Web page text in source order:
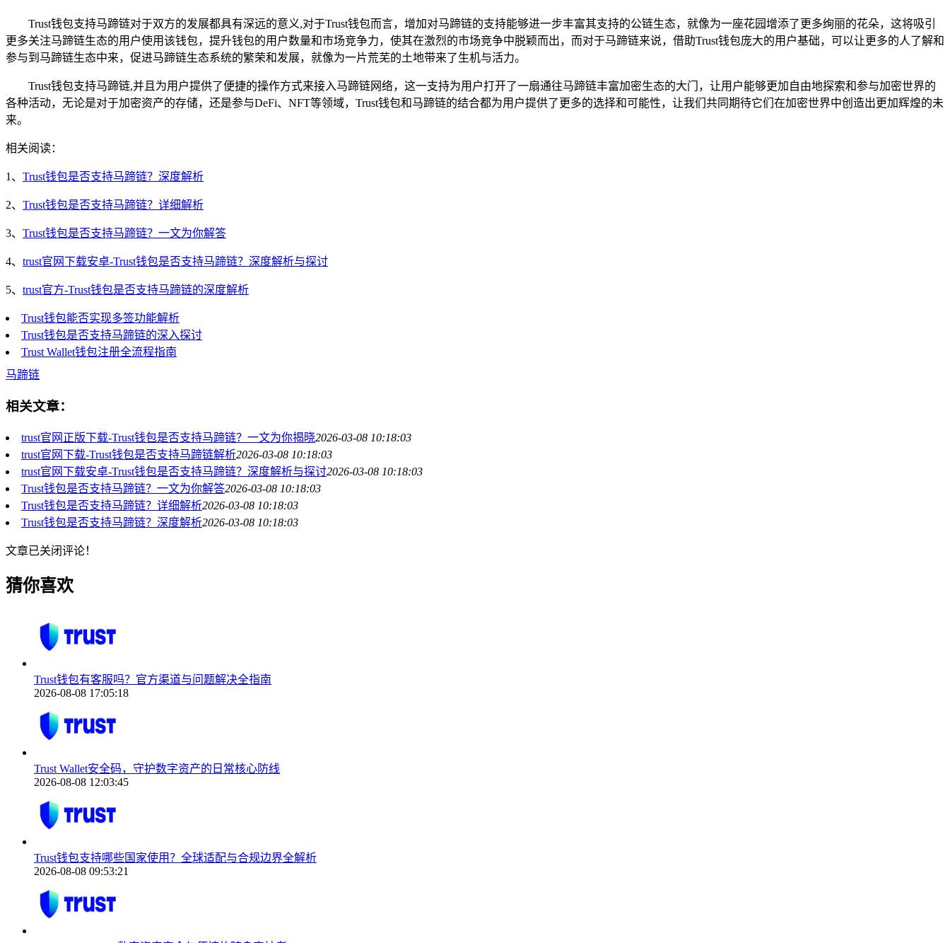
Trust钱包支持马蹄链对于双方的发展都具有深远的意义,对于Trust钱包而言，增加对马蹄链的支持能够进一步丰富其支持的公链生态，就像为一座花园增添了更多绚丽的花朵，这将吸引
更多关注马蹄链生态的用户使用该钱包，提升钱包的用户数量和市场竞争力，使其在激烈的市场竞争中脱颖而出，而对于马蹄链来说，借助Trust钱包庞大的用户基础，可以让更多的人了解和
参与到马蹄链生态中来，促进马蹄链生态系统的繁荣和发展，就像为一片荒芜的土地带来了生机与活力。
Trust钱包支持马蹄链,并且为用户提供了便捷的操作方式来接入马蹄链网络，这一支持为用户打开了一扇通往马蹄链丰富加密生态的大门，让用户能够更加自由地探索和参与加密世界的
各种活动，无论是对于加密资产的存储，还是参与DeFi、NFT等领域，Trust钱包和马蹄链的结合都为用户提供了更多的选择和可能性，让我们共同期待它们在加密世界中创造出更加辉煌的未
来。
相关阅读：
1、 Trust钱包是否支持马蹄链？深度解析
2、 Trust钱包是否支持马蹄链？详细解析
3、 Trust钱包是否支持马蹄链？一文为你解答
4、 trust官网下载安卓-Trust钱包是否支持马蹄链？深度解析与探讨
5、 trust官方-Trust钱包是否支持马蹄链的深度解析
Trust钱包能否实现多签功能解析
Trust钱包是否支持马蹄链的深入探讨
Trust Wallet钱包注册全流程指南
马蹄链
相关文章：
trust官网正版下载-Trust钱包是否支持马蹄链？一文为你揭晓2026-03-08 10:18:03
trust官网下载-Trust钱包是否支持马蹄链解析2026-03-08 10:18:03
trust官网下载安卓-Trust钱包是否支持马蹄链？深度解析与探讨2026-03-08 10:18:03
Trust钱包是否支持马蹄链？一文为你解答2026-03-08 10:18:03
Trust钱包是否支持马蹄链？详细解析2026-03-08 10:18:03
Trust钱包是否支持马蹄链？深度解析2026-03-08 10:18:03
文章已关闭评论！
猜你喜欢
Trust钱包有客服吗？官方渠道与问题解决全指南
2026-08-08 17:05:18
Trust Wallet安全码，守护数字资产的日常核心防线
2026-08-08 12:03:45
Trust钱包支持哪些国家使用？全球适配与合规边界全解析
2026-08-08 09:53:21